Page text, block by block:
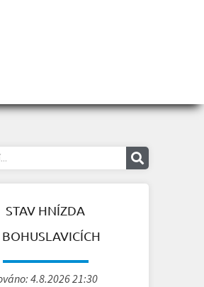
STAV HNÍZDA
4.8.2026 21:30